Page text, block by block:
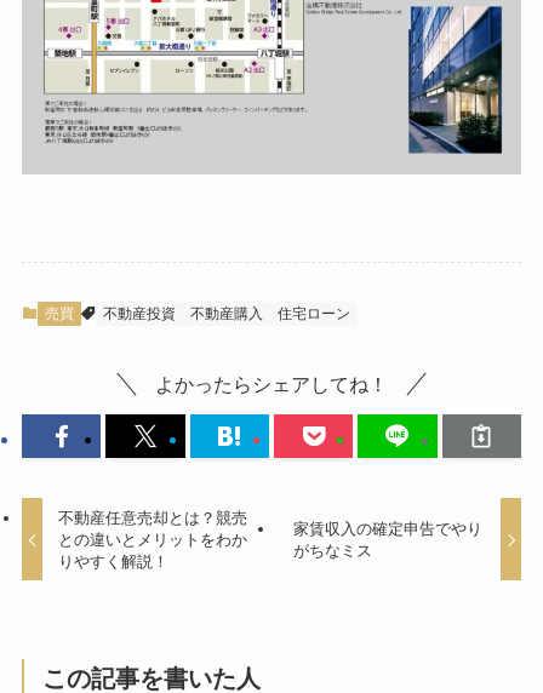
売買 不動産投資 不動産購入 住宅ローン
よかったらシェアしてね！
不動産任意売却とは？競売
との違いとメリットをわか
りやすく解説！
家賃収入の確定申告でやり
がちなミス
この記事を書いた人